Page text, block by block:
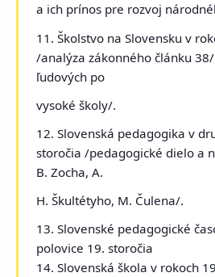
a ich prínos pre rozvoj
11. Školstvo na Slovensku v
/analýza zákonného článku
ľudových po
vysoké školy/.
12. Slovenská pedagogika v
storočia /pedagogické dielo a
B. Zocha, A.
H. Škultétyho, M. Čulena/.
13. Slovenské pedagogické
polovice 19. storočia
14. Slovenská škola v rokoch